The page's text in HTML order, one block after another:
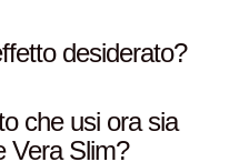
desiderato?
che usi ora sia
Vera Slim?